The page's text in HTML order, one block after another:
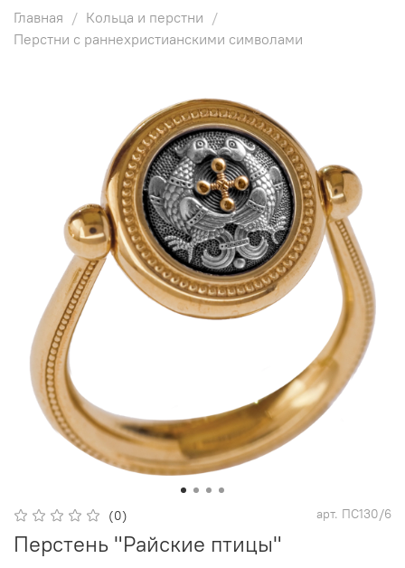
Главная
Кольца и перстни
Перстни с раннехристианскими символами
(0) арт. ПС130/6
Перстень "Райские птицы"